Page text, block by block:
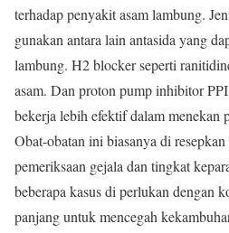
terhadap penyakit asam lambung.
gunakan antara lain antasida yang
lambung. H2 blocker seperti
asam. Dan proton pump inhibitor
bekerja lebih efektif dalam menekan
Obat-obatan ini biasanya di
pemeriksaan gejala dan tingkat
beberapa kasus di perlukan dengan
panjang untuk mencegah